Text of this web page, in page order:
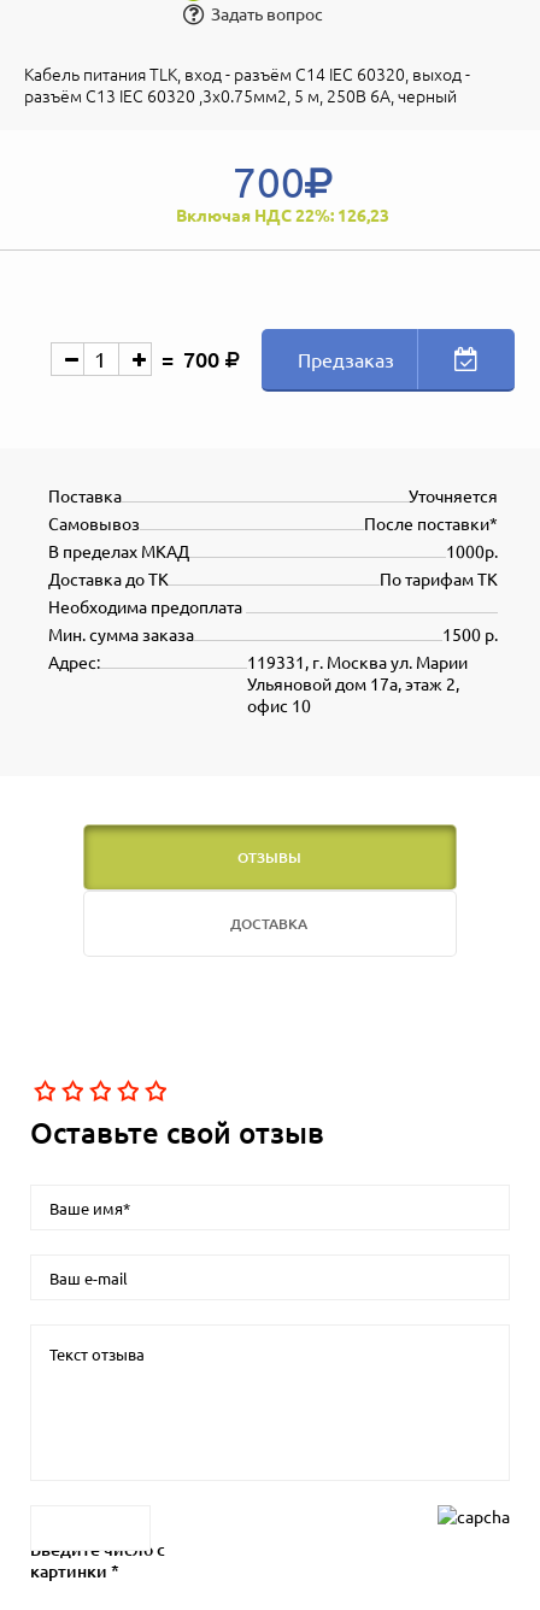
Задать вопрос
Кабель питания TLK, вход - разъём C14 IEC 60320, выход -
разъём C13 IEC 60320 ,3x0.75мм2, 5 м, 250В 6A, черный
700
Включая НДС 22%: 126,23
700 Предзаказ
Уточняется
Поставка
После поставки*
Самовывоз
1000р.
В пределах МКАД
По тарифам ТК
Доставка до ТК
Необходима предоплата
1500 р.
Мин. сумма заказа
119331, г. Москва ул. Марии
Ульяновой дом 17а, этаж 2,
офис 10
Адрес:
ОТЗЫВЫ
ДОСТАВКА
Оставьте свой отзыв
Введите число с
картинки *